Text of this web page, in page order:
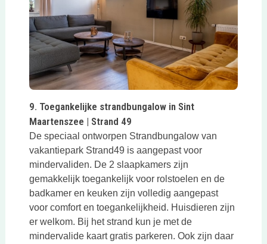
9. Toegankelijke strandbungalow in Sint
Maartenszee | Strand 49
De speciaal ontworpen Strandbungalow van
vakantiepark Strand49 is aangepast voor
mindervaliden. De 2 slaapkamers zijn
gemakkelijk toegankelijk voor rolstoelen en de
badkamer en keuken zijn volledig aangepast
voor comfort en toegankelijkheid. Huisdieren zijn
er welkom. Bij het strand kun je met de
mindervalide kaart gratis parkeren. Ook zijn daar